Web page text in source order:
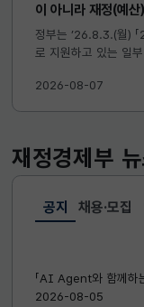
이 아니라 재정(예
정부는 ’26.8.3.(월)
로 지원하고 있는 일
2026-08-07
재정경제부
공지
선택됨
공지
「AI Agent와 함께하
2026-08-05
채용·모집